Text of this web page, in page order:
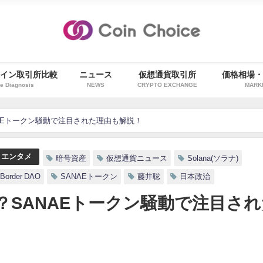
ン取引所比較
Diagnosis
ニュース
NEWS
仮想通貨取引所
CRYPTO EXCHANGE
価格相場
ークン騒動で注目された理由も解説！
ンタメ 暗号資産 仮想通貨ニュース Solana(ソラナ)
DAO SANAEトークン 藤井聡 日本政治
SANAEトークン騒動で注目さ